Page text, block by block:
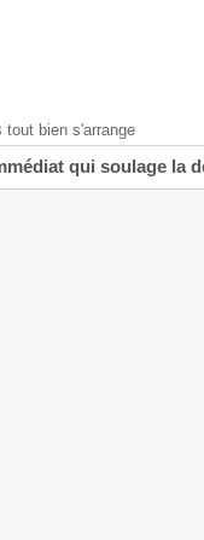
bien s'arrange
qui soulage la